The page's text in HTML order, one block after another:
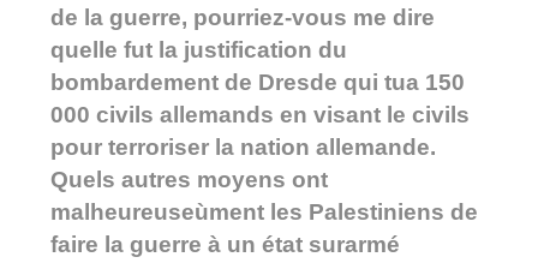
de la guerre, pourriez-vous me dire
quelle fut la justification du
bombardement de Dresde qui tua 150
000 civils allemands en visant le civils
pour terroriser la nation allemande.
Quels autres moyens ont
malheureuseùment les Palestiniens de
faire la guerre à un état surarmé